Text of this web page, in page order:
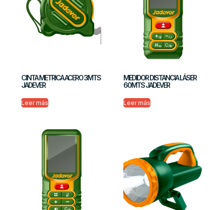
CINTA METRICA ACERO 3MTS
JADEVER
Leer más
MEDIDOR DISTANCIA LÁSER
60MTS JADEVER
Leer más